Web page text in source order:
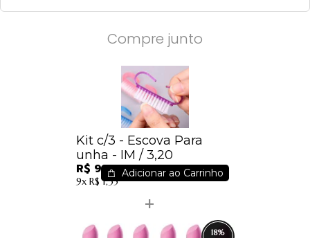
Compre junto
Kit c/3 - Escova Para
unha - IM / 3,20
R$ 9,60
9x R$ 1,35
Adicionar ao Carrinho
18%